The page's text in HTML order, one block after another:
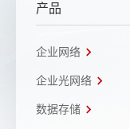
产品
企业网络
企业光网络
数据存储